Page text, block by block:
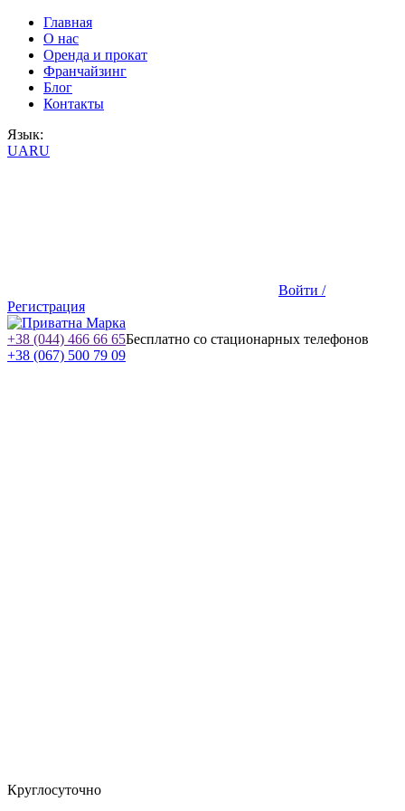
Главная
О нас
Оренда и прокат
Франчайзинг
Блог
Контакты
Язык:
UARU
Войти /
Регистрация
+38 (044) 466 66 65Бесплатно со стационарных телефонов
+38 (067) 500 79 09
Круглосуточно